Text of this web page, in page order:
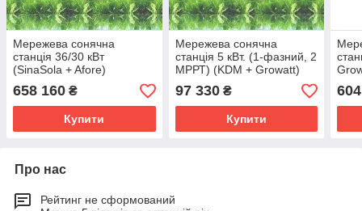
Мережева сонячна
станція 36/30 кВт
(SinaSola + Afore)
658 160 ₴
Купити
Мережева сонячна
станція 5 кВт. (1-фазний, 2
МРРТ) (KDM + Growatt)
97 330₴
Купити
Про нас
Рейтинг не сформований